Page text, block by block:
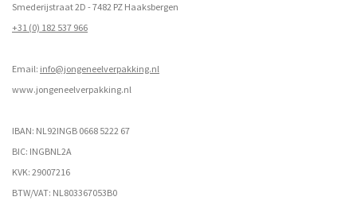
Smederijstraat 2D - 7482 PZ Haaksbergen
+31 (0) 182 537 966
Email: info@jongeneelverpakking.nl
www.jongeneelverpakking.nl
IBAN: NL92INGB 0668 5222 67
BIC: INGBNL2A
KVK: 29007216
BTW/VAT: NL803367053B0